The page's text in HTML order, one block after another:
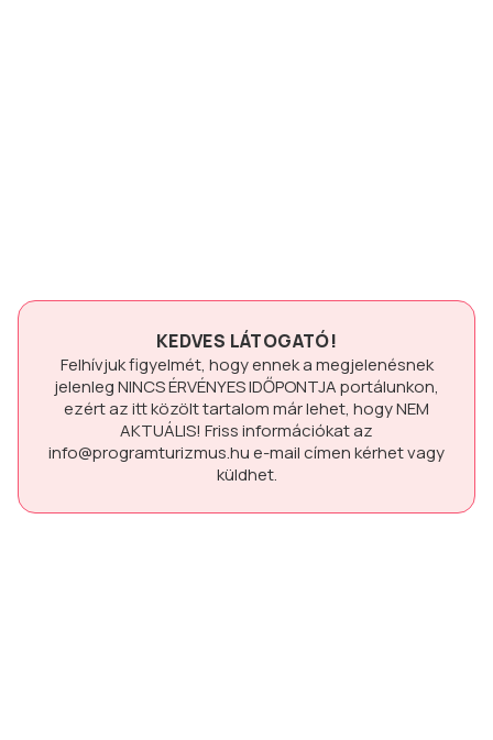
KEDVES LÁTOGATÓ!
Felhívjuk figyelmét, hogy ennek a megjelenésnek
jelenlegNINCS ÉRVÉNYES IDŐPONTJAportálunkon,
ezért az itt közölt tartalom már lehet, hogyNEM
AKTUÁLIS! Friss információkat az
info@programturizmus.hue-mail címen kérhet vagy
küldhet.